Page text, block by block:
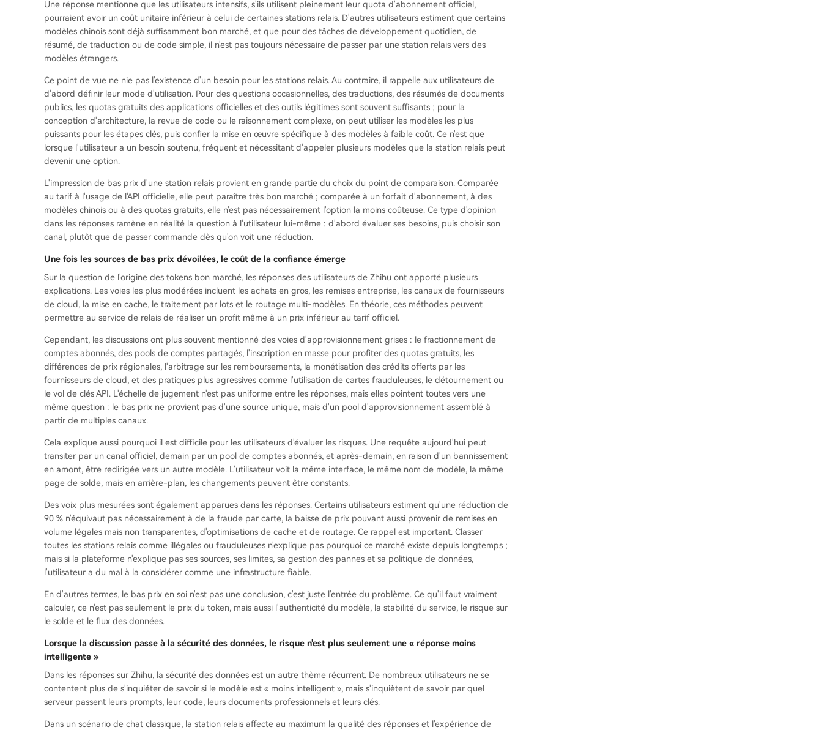
Une réponse mentionne que les utilisateurs intensifs, s'ils utilisent pleinement leur quota d'abonnement officiel,
pourraient avoir un coût unitaire inférieur à celui de certaines stations relais. D'autres utilisateurs estiment que certains
modèles chinois sont déjà suffisamment bon marché, et que pour des tâches de développement quotidien, de
résumé, de traduction ou de code simple, il n'est pas toujours nécessaire de passer par une station relais vers des
modèles étrangers.
Ce point de vue ne nie pas l'existence d'un besoin pour les stations relais. Au contraire, il rappelle aux utilisateurs de
d'abord définir leur mode d'utilisation. Pour des questions occasionnelles, des traductions, des résumés de documents
publics, les quotas gratuits des applications officielles et des outils légitimes sont souvent suffisants ; pour la
conception d'architecture, la revue de code ou le raisonnement complexe, on peut utiliser les modèles les plus
puissants pour les étapes clés, puis confier la mise en œuvre spécifique à des modèles à faible coût. Ce n'est que
lorsque l'utilisateur a un besoin soutenu, fréquent et nécessitant d'appeler plusieurs modèles que la station relais peut
devenir une option.
L'impression de bas prix d'une station relais provient en grande partie du choix du point de comparaison. Comparée
au tarif à l'usage de l'API officielle, elle peut paraître très bon marché ; comparée à un forfait d'abonnement, à des
modèles chinois ou à des quotas gratuits, elle n'est pas nécessairement l'option la moins coûteuse. Ce type d'opinion
dans les réponses ramène en réalité la question à l'utilisateur lui-même : d'abord évaluer ses besoins, puis choisir son
canal, plutôt que de passer commande dès qu'on voit une réduction.
Une fois les sources de bas prix dévoilées, le coût de la confiance émerge
Sur la question de l'origine des tokens bon marché, les réponses des utilisateurs de Zhihu ont apporté plusieurs
explications. Les voies les plus modérées incluent les achats en gros, les remises entreprise, les canaux de fournisseurs
de cloud, la mise en cache, le traitement par lots et le routage multi-modèles. En théorie, ces méthodes peuvent
permettre au service de relais de réaliser un profit même à un prix inférieur au tarif officiel.
Cependant, les discussions ont plus souvent mentionné des voies d'approvisionnement grises : le fractionnement de
comptes abonnés, des pools de comptes partagés, l'inscription en masse pour profiter des quotas gratuits, les
différences de prix régionales, l'arbitrage sur les remboursements, la monétisation des crédits offerts par les
fournisseurs de cloud, et des pratiques plus agressives comme l'utilisation de cartes frauduleuses, le détournement ou
le vol de clés API. L'échelle de jugement n'est pas uniforme entre les réponses, mais elles pointent toutes vers une
même question : le bas prix ne provient pas d'une source unique, mais d'un pool d'approvisionnement assemblé à
partir de multiples canaux.
Cela explique aussi pourquoi il est difficile pour les utilisateurs d'évaluer les risques. Une requête aujourd'hui peut
transiter par un canal officiel, demain par un pool de comptes abonnés, et après-demain, en raison d'un bannissement
en amont, être redirigée vers un autre modèle. L'utilisateur voit la même interface, le même nom de modèle, la même
page de solde, mais en arrière-plan, les changements peuvent être constants.
Des voix plus mesurées sont également apparues dans les réponses. Certains utilisateurs estiment qu'une réduction de
90 % n'équivaut pas nécessairement à de la fraude par carte, la baisse de prix pouvant aussi provenir de remises en
volume légales mais non transparentes, d'optimisations de cache et de routage. Ce rappel est important. Classer
toutes les stations relais comme illégales ou frauduleuses n'explique pas pourquoi ce marché existe depuis longtemps ;
mais si la plateforme n'explique pas ses sources, ses limites, sa gestion des pannes et sa politique de données,
l'utilisateur a du mal à la considérer comme une infrastructure fiable.
En d'autres termes, le bas prix en soi n'est pas une conclusion, c'est juste l'entrée du problème. Ce qu'il faut vraiment
calculer, ce n'est pas seulement le prix du token, mais aussi l'authenticité du modèle, la stabilité du service, le risque sur
le solde et le flux des données.
Lorsque la discussion passe à la sécurité des données, le risque n'est plus seulement une « réponse moins
intelligente »
Dans les réponses sur Zhihu, la sécurité des données est un autre thème récurrent. De nombreux utilisateurs ne se
contentent plus de s'inquiéter de savoir si le modèle est « moins intelligent », mais s'inquiètent de savoir par quel
serveur passent leurs prompts, leur code, leurs documents professionnels et leurs clés.
Dans un scénario de chat classique, la station relais affecte au maximum la qualité des réponses et l'expérience de